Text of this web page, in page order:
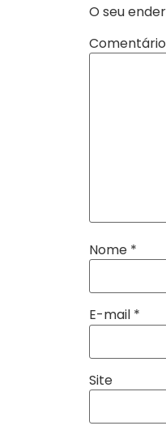
O seu
Comentário
Nome *
E-mail *
Site